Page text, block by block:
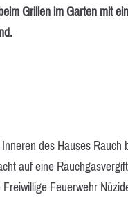
Grillen im Garten mit
des Hauses
auf eine
Feuerwehr